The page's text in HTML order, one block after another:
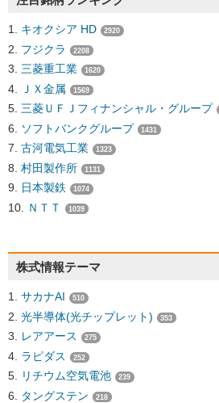
キオクシア HD 2920
フジクラ 2208
三菱重工業 1620
ＪＸ金属 1569
三菱ＵＦＪフィナンシャル・グループ
ソフトバンクグループ 1431
古河電気工業 1323
村田製作所 1131
日本製鉄 1074
ＮＴＴ 1039
株式情報テーマ
サカナAI 510
光半導体(光チップレット) 353
レアアース 275
ラピダス 252
リチウム空気電池 239
タングステン 218